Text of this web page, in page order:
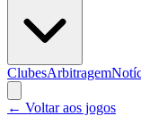
ClubesArbitragem
← Voltar aos jogos